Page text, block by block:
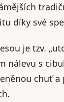
díky své
je tzv.
nálevu s
chuť